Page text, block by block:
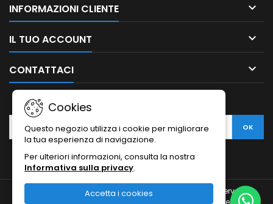
INFORMAZIONI CLIENTE 
IL TUO ACCOUNT 
CONTATTACI 
Cookies
Questo negozio utilizza i cookie per migliorare
la tua esperienza di navigazione.
Per ulteriori informazioni, consulta la nostra
Informativa sulla privacy.
Accetta i cookies
© Copyright 2010-2026 Ristodesk : tutti i diritti sono riservati |
Ristodesk di Pasquale Di Carluccio | via Francesco Spinelli, 104 |